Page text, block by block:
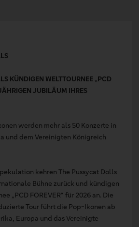
KÜNDIGEN WELTTOURNEE „PCD
JUBILÄUM IHRES
werden mehr als 50 Konzerte in
und dem Vereinigten Königreich
kehren The Pussycat Dolls
Bühne zurück und kündigen
„PCD FOREVER“ für 2026 an. Die
Tour führt die Pop-Ikonen ab
Europa und das Vereinigte